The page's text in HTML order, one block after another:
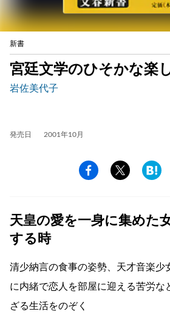
新書
宮廷文学のひそかな楽
岩佐美代子
発売日 2001年10月
天皇の愛を一身に集めた
する時
清少納言の食事の姿勢、天才音楽少
に内緒で恋人を部屋に迎える苦労な
ざる生活をのぞく